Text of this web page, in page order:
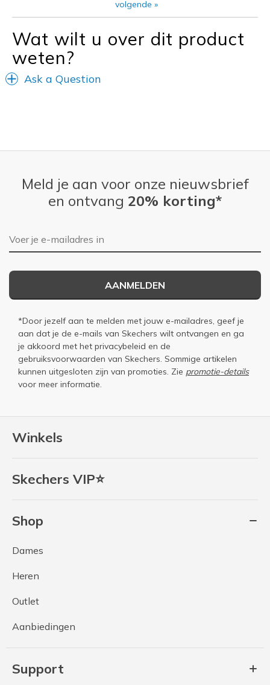
Breedte
Lijkt goed van breedte
Maat
Lijkt goed van maat
View On Shoes
Schoenen zijn om te dragen
volgende »
Wat wilt u over dit product
weten?
Ask a Question
Winkels
Skechers VIP⭐
Shop
Dames
Heren
Outlet
Aanbiedingen
Support
Meld je aan voor onze nieuwsbrief
en ontvang 20% korting*
E-mailadres
AANMELDEN
*Door jezelf aan te melden met jouw e-mailadres, geef je
aan dat je de e-mails van Skechers wilt ontvangen en ga
je akkoord met het privacybeleid en de
gebruiksvoorwaarden van Skechers. Sommige artikelen
kunnen uitgesloten zijn van promoties. Zie promotie-details
voor meer informatie.